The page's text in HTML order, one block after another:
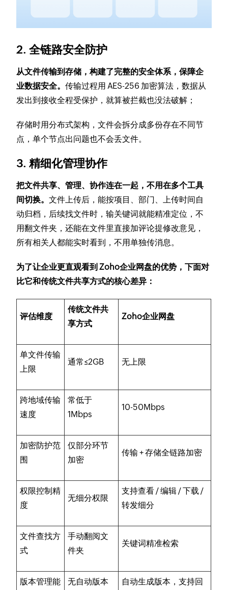
2. 全链路安全防护
从文件传输到存储，构建了完整的安全体系，保障企
业数据安全。传输过程用 AES-256 加密算法，数据从
发出到接收全程受保护，就算被拦截也没法破解；
存储时用分布式架构，文件会拆分成多份存在不同节
点，单个节点出问题也不会丢文件。
3. 精细化管理协作
把文件共享、管理、协作连在一起，不用在多个工具
间切换。文件上传后，能按项目、部门、上传时间自
动归档，后续找文件时，输关键词就能精准定位，不
用翻文件夹，还能在文件里直接加评论提修改意见，
所有相关人都能实时看到，不用单独传消息。
为了让企业更直观看到 Zoho企业网盘的优势，下面对
比它和传统文件共享方式的核心差异：
评估维度
传统文件共
享方式
Zoho企业网盘
单文件传输
上限
通常≤2GB 无上限
跨地域传输
速度
常低于
1Mbps
10-50Mbps
加密防护范
围
仅部分环节
加密
传输 + 存储全链路加密
权限控制精
度
无细分权限
支持查看 / 编辑 / 下载 /
转发细分
文件查找方
式
手动翻阅文
件夹
关键词精准检索
版本管理能
无自动版本
自动生成版本，支持回